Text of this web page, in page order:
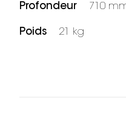
Profondeur 710
Poids 21 kg